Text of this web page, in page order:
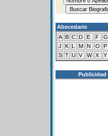
Abecedario
A B C D E F G
J
K L M N O P
S T U V W X Y
Publicidad